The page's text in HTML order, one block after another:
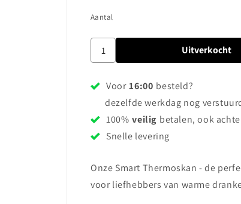
Aantal
Uitverkocht
Voor 16:00 besteld?
dezelfde werkdag nog
100% veilig betalen, ook
Snelle levering
Onze Smart Thermoskan - de
voor liefhebbers van warme